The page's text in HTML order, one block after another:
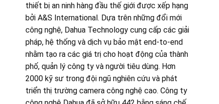
thiết bị an ninh hàng đầu thế giới được xếp hạng
bởi A&S International. Dựa trên những đổi mới
công nghệ, Dahua Technology cung cấp các giải
pháp, hệ thống và dịch vụ bảo mật end-to-end
nhằm tạo ra các giá trị cho hoạt động của thành
phố, quản lý công ty và người tiêu dùng. Hơn
2000 kỹ sư trong đội ngũ nghiên cứu và phát
triển thị trường camera công nghệ cao. Công ty